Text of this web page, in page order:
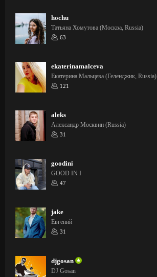
hochu
Татьяна Хомутова (Москва, Russia)
63
ekaterinamalceva
Екатерина Мальцева (Геленджик, Russia)
121
aleks
Александр Москвин (Russia)
31
goodini
GOOD IN I
47
jake
Евгений
31
djgosan
DJ Gosan